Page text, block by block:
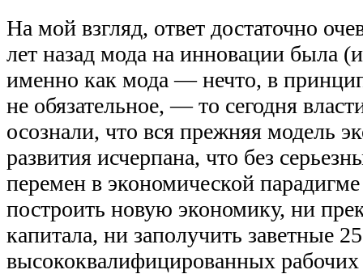
На мой взгляд, ответ достаточно
лет назад мода на инновации была
именно как мода — нечто, в
не обязательное, — то сегодня
осознали, что вся прежняя модель
развития исчерпана, что без
перемен в экономической парадигме
построить новую экономику, ни
капитала, ни заполучить заветные
высококвалифицированных